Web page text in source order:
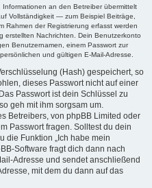
an den Betreiber übermittelt
Vollständigkeit — zum Beispiel Beiträge,
Rahmen der Registrierung erfasst werden
erstellten Nachrichten. Dein Benutzerkonto
Benutzernamen, einem Passwort zur
und gültigen E-Mail-Adresse.
(Hash) gespeichert, so
dieses Passwort nicht auf einer
Passwort ist dein Schlüssel zu
geh mit ihm sorgsam um.
Betreibers, von phpBB Limited oder
Passwort fragen. Solltest du dein
die Funktion „Ich habe mein
Software fragt dich dann nach
Adresse und sendet anschließend
mit dem du dann auf das